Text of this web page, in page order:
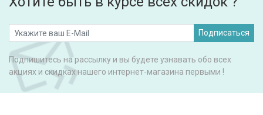
Подписаться
Подпишитесь на рассылку и вы будете узнавать обо всех
акциях и скидках нашего интернет-магазина первыми !